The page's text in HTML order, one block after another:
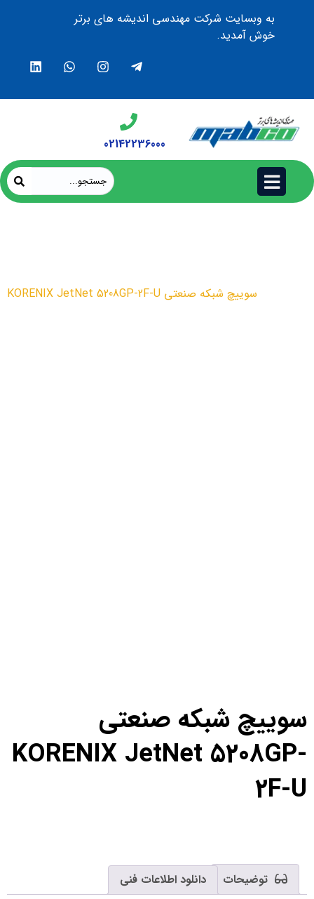
به وبسایت شرکت مهندسی اندیشه های برتر
خوش آمدید.
02142236000
سوییچ شبکه صنعتی KORENIX
سوییچ شبکه صنعتی KORENIX JetNet 5208GP-2F-U
سوییچ شبکه صنعتی
KORENIX JetNet 5208GP-
2F-U
توضیحات دانلود اطلاعات فنی